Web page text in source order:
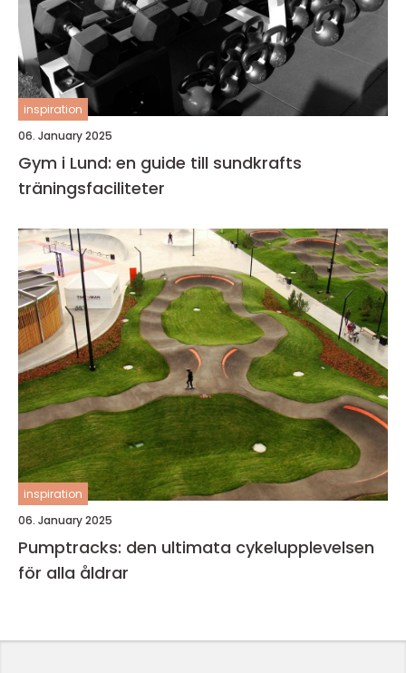
inspiration
06. January 2025
Gym i Lund: en guide till sundkrafts
träningsfaciliteter
inspiration
06. January 2025
Pumptracks: den ultimata cykelupplevelsen
för alla åldrar